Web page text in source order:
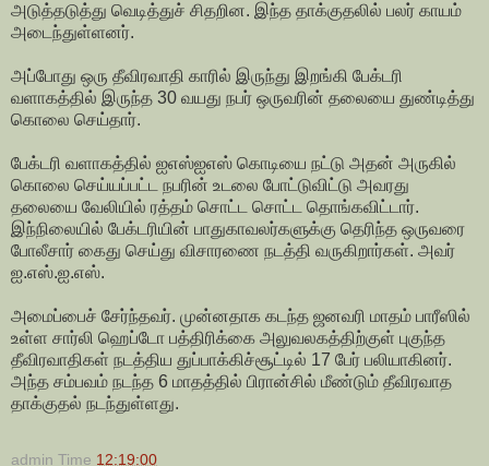
அடுத்தடுத்து வெடித்துச் சிதறின. இந்த தாக்குதலில் பலர் காயம்
அடைந்துள்ளனர்.
அப்போது ஒரு தீவிரவாதி காரில் இருந்து இறங்கி பேக்டரி
வளாகத்தில் இருந்த 30 வயது நபர் ஒருவரின் தலையை துண்டித்து
கொலை செய்தார்.
பேக்டரி வளாகத்தில் ஐஎஸ்ஐஎஸ் கொடியை நட்டு அதன் அருகில்
கொலை செய்யப்பட்ட நபரின் உடலை போட்டுவிட்டு அவரது
தலையை வேலியில் ரத்தம் சொட்ட சொட்ட தொங்கவிட்டார்.
இந்நிலையில் பேக்டரியின் பாதுகாவலர்களுக்கு தெரிந்த ஒருவரை
போலீசார் கைது செய்து விசாரணை நடத்தி வருகிறார்கள். அவர்
ஐ.எஸ்.ஐ.எஸ்.
அமைப்பைச் சேர்ந்தவர். முன்னதாக கடந்த ஜனவரி மாதம் பாரீஸில்
உள்ள சார்லி ஹெப்டோ பத்திரிக்கை அலுவலகத்திற்குள் புகுந்த
தீவிரவாதிகள் நடத்திய துப்பாக்கிச்சூட்டில் 17 பேர் பலியாகினர்.
அந்த சம்பவம் நடந்த 6 மாதத்தில் பிரான்சில் மீண்டும் தீவிரவாத
தாக்குதல் நடந்துள்ளது.
admin Time 12:19:00